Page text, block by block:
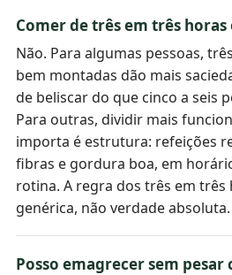
Comer de três em três
Não. Para algumas pessoas,
bem montadas dão mais
de beliscar do que cinco a seis
Para outras, dividir mais
importa é estrutura: refeições
fibras e gordura boa, em
rotina. A regra dos três em três
genérica, não verdade absoluta.
Posso emagrecer sem pesar